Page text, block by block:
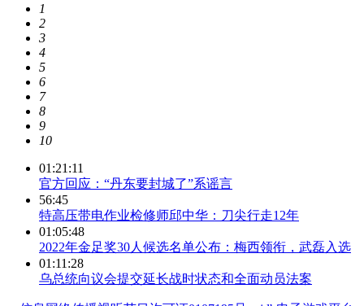
1
2
3
4
5
6
7
8
9
10
01:21:11
官方回应：“丹东要封城了”系谣言
56:45
特高压带电作业检修师邱中华：刀尖行走12年
01:05:48
2022年金足奖30人候选名单公布：梅西领衔，武磊入选
01:11:28
乌总统向议会提交延长战时状态和全面动员法案